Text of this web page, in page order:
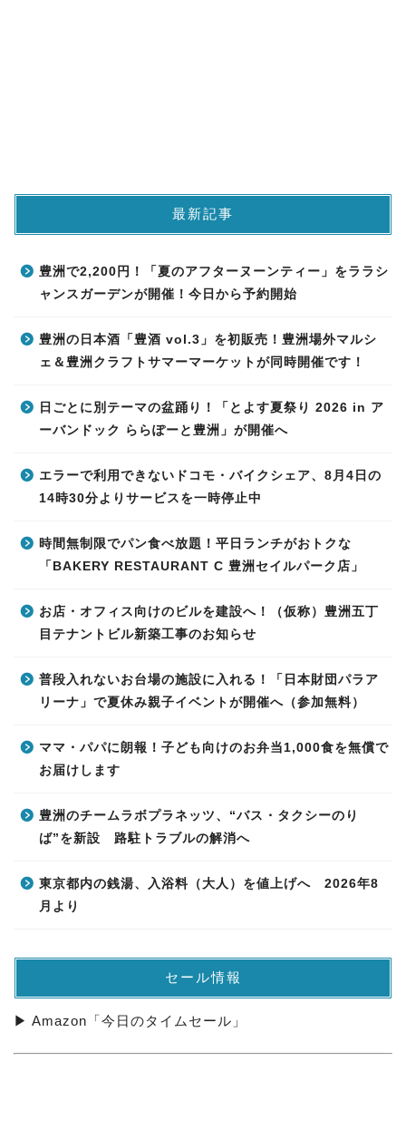
最新記事
豊洲で2,200円！「夏のアフターヌーンティー」をララシ
ャンスガーデンが開催！今日から予約開始
豊洲の日本酒「豊酒 vol.3」を初販売！豊洲場外マルシ
ェ＆豊洲クラフトサマーマーケットが同時開催です！
日ごとに別テーマの盆踊り！「とよす夏祭り 2026 in ア
ーバンドック ららぽーと豊洲」が開催へ
エラーで利用できないドコモ・バイクシェア、8月4日の
14時30分よりサービスを一時停止中
時間無制限でパン食べ放題！平日ランチがおトクな
「BAKERY RESTAURANT C 豊洲セイルパーク店」
お店・オフィス向けのビルを建設へ！（仮称）豊洲五丁
目テナントビル新築工事のお知らせ
普段入れないお台場の施設に入れる！「日本財団パラア
リーナ」で夏休み親子イベントが開催へ（参加無料）
ママ・パパに朗報！子ども向けのお弁当1,000食を無償で
お届けします
豊洲のチームラボプラネッツ、“バス・タクシーのり
ば”を新設 路駐トラブルの解消へ
東京都内の銭湯、入浴料（大人）を値上げへ 2026年8
月より
セール情報
▶ Amazon「今日のタイムセール」